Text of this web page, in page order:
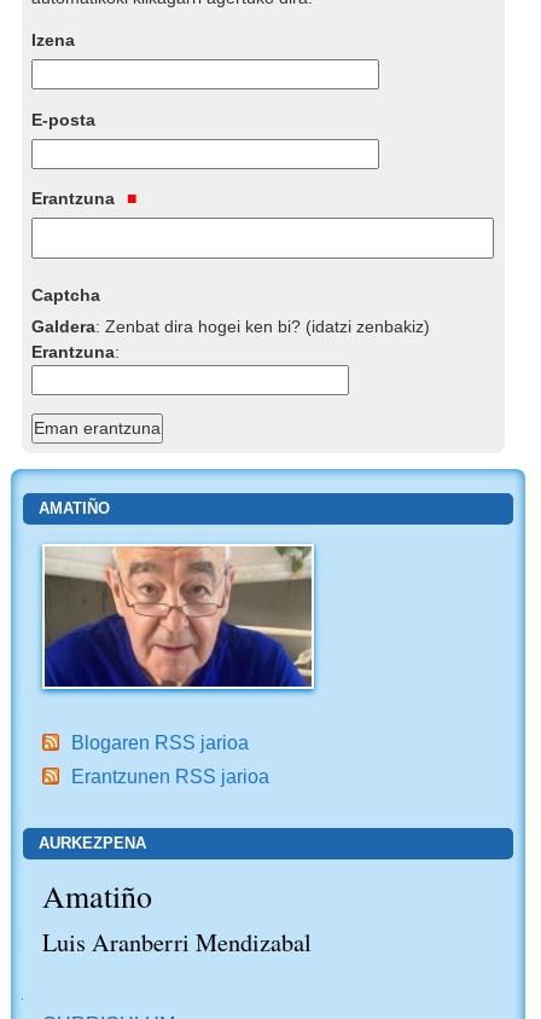
Izena
E-posta
Erantzuna
Captcha
Galdera:Zenbat dira hogei ken bi? (idatzi zenbakiz)
Erantzuna:
AMATIÑO
Blogaren RSS jarioa
Erantzunen RSS jarioa
AURKEZPENA
Amatiño
Luis Aranberri Mendizabal